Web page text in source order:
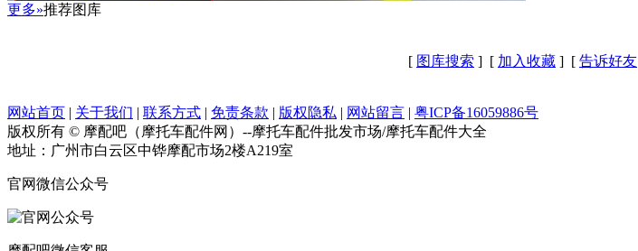
更多»推荐图库
[ 图库搜索 ] [ 加入收藏 ] [ 告诉好友
网站首页 | 关于我们 | 联系方式 | 免责条款 | 版权隐私 | 网站留言 | 粤ICP备16059886号
版权所有 © 摩配吧（摩托车配件网）--摩托车配件批发市场/摩托车配件大全
地址：广州市白云区中铧摩配市场2楼A219室
官网微信公众号